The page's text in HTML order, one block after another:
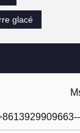
glacé